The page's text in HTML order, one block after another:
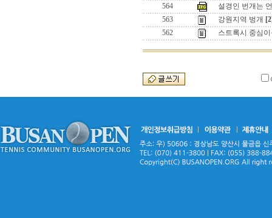
564
설경인 번개는
563
강원지역 벙개
562
스트록시 중심